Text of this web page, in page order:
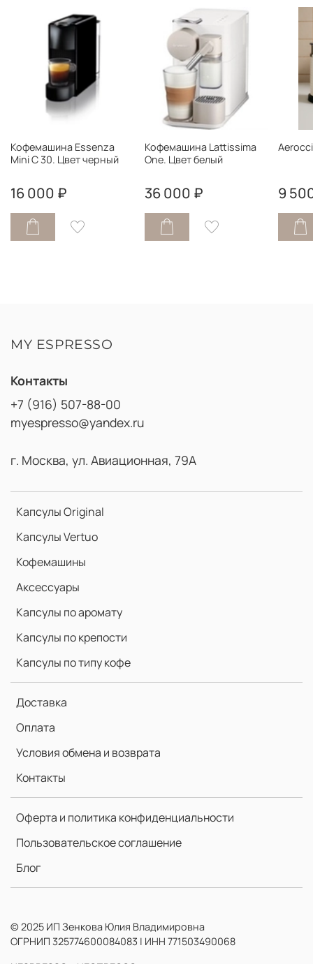
Кофемашина Essenza
Mini C 30. Цвет черный
16 000 ₽
Кофемашина Lattissima
One. Цвет белый
36 000 ₽ 9
MY ESPRESSO
Капсулы Original
Капсулы Vertuo
Кофемашины
Аксессуары
Капсулы по аромату
Капсулы по крепости
Капсулы по типу кофе
Доставка
Оплата
Условия обмена и возврата
Контакты
Оферта и политика конфиденциальности
Пользовательское соглашение
Блог
Контакты
+7 (916) 507-88-00
myespresso@yandex.ru
г. Москва, ул. Авиационная, 79А
© 2025 ИП Зенкова Юлия Владимировна
ОГРНИП 325774600084083 | ИНН 771503490068